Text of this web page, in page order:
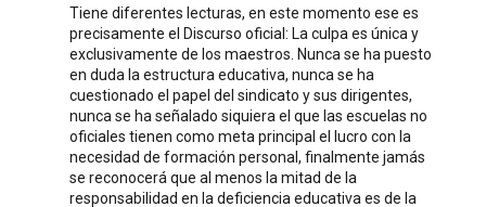
Tiene diferentes lecturas, en este momento ese es
precisamente el Discurso oficial: La culpa es única y
exclusivamente de los maestros. Nunca se ha puesto
en duda la estructura educativa, nunca se ha
cuestionado el papel del sindicato y sus dirigentes,
nunca se ha señalado siquiera el que las escuelas no
oficiales tienen como meta principal el lucro con la
necesidad de formación personal, finalmente jamás
se reconocerá que al menos la mitad de la
responsabilidad en la deficiencia educativa es de la